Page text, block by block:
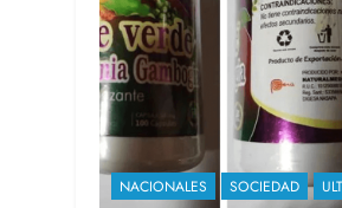
NACIONALES SOCIEDAD